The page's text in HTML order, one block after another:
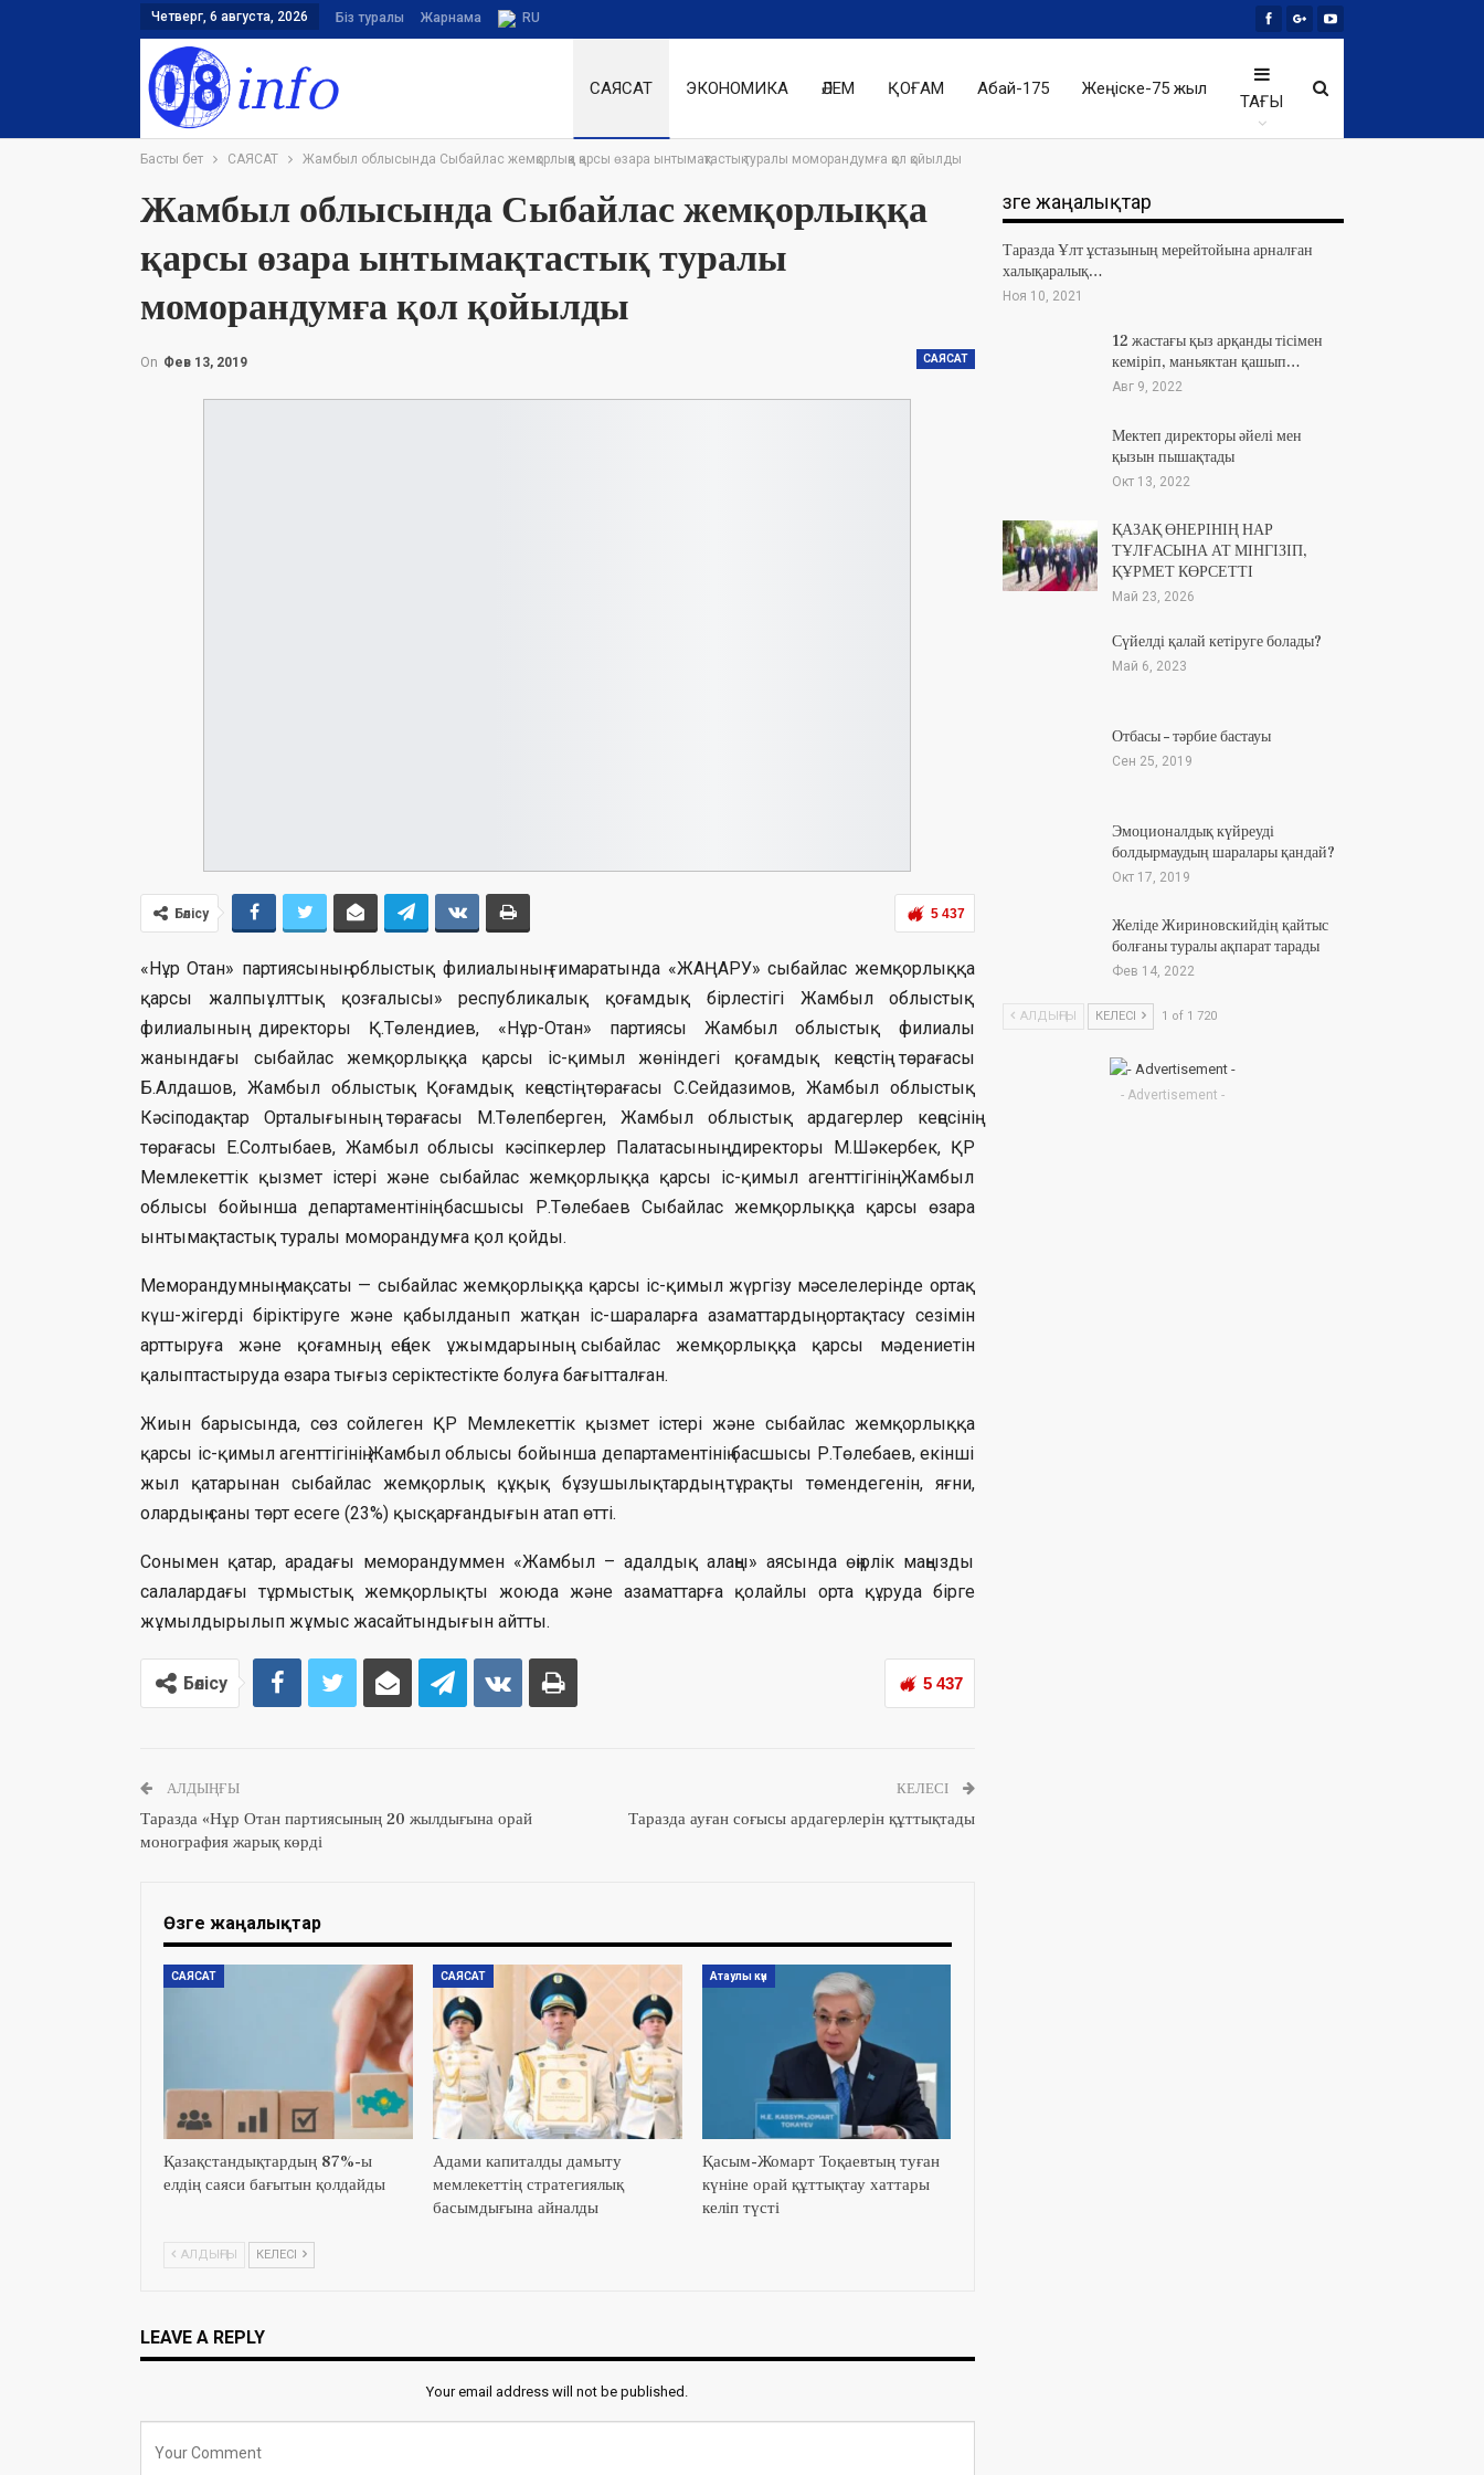
Четверг, 6 августа, 2026 Біз туралы Жарнама RU
САЯСАТ ЭКОНОМИКА ӘЛЕМ ҚОҒАМ Абай-175 Жеңіске-75 жыл
ТАҒЫ
Басты бет САЯСАТ Жамбыл облысында Сыбайлас жемқорлыққа қарсы өзара ынтымақтастық туралы моморандумға қол қойылды
Жамбыл облысында Сыбайлас жемқорлыққа
қарсы өзара ынтымақтастық туралы
моморандумға қол қойылды
САЯСАТ
On Фев 13, 2019
5 437
Бөлісу
«Нұр Отан» партиясының облыстық филиалының ғимаратында «ЖАҢАРУ» сыбайлас жемқорлыққа
қарсы жалпыұлттық қозғалысы» республикалық қоғамдық бірлестігі Жамбыл облыстық
филиалының директоры Қ.Төлендиев, «Нұр-Отан» партиясы Жамбыл облыстық филиалы
жанындағы сыбайлас жемқорлыққа қарсы іс-қимыл жөніндегі қоғамдық кеңестің төрағасы
Б.Алдашов, Жамбыл облыстық Қоғамдық кеңестің төрағасы С.Сейдазимов, Жамбыл облыстық
Кәсіподақтар Орталығының төрағасы М.Төлепберген, Жамбыл облыстық ардагерлер кеңесінің
төрағасы Е.Солтыбаев, Жамбыл облысы кәсіпкерлер Палатасының директоры М.Шәкербек, ҚР
Мемлекеттік қызмет істері және сыбайлас жемқорлыққа қарсы іс-қимыл агенттігінің Жамбыл
облысы бойынша департаментінің басшысы Р.Төлебаев Сыбайлас жемқорлыққа қарсы өзара
ынтымақтастық туралы моморандумға қол қойды.
Меморандумның мақсаты — сыбайлас жемқорлыққа қарсы іс-қимыл жүргізу мәселелерінде ортақ
күш-жігерді біріктіруге және қабылданып жатқан іс-шараларға азаматтардың ортақтасу сезімін
арттыруға және қоғамның, еңбек ұжымдарының сыбайлас жемқорлыққа қарсы мәдениетін
қалыптастыруда өзара тығыз серіктестікте болуға бағытталған.
Жиын барысында, сөз сойлеген ҚР Мемлекеттік қызмет істері және сыбайлас жемқорлыққа
қарсы іс-қимыл агенттігінің Жамбыл облысы бойынша департаментінің басшысы Р.Төлебаев, екінші
жыл қатарынан сыбайлас жемқорлық құқық бұзушылықтардың тұрақты төмендегенін, яғни,
олардың саны төрт есеге (23%) қысқарғандығын атап өтті.
Сонымен қатар, арадағы меморандуммен «Жамбыл – адалдық алаңы» аясында өңірлік маңызды
салалардағы тұрмыстық жемқорлықты жоюда және азаматтарға қолайлы орта құруда бірге
жұмылдырылып жұмыс жасайтындығын айтты.
5 437
Бөлісу
АЛДЫҢҒЫ
Таразда «Нұр Отан партиясының 20 жылдығына орай
монография жарық көрді
КЕЛЕСІ
Таразда ауған соғысы ардагерлерін құттықтады
Өзге жаңалықтар
САЯСАТ
Қазақстандықтардың 87%-ы
елдің саяси бағытын қолдайды
САЯСАТ
Адами капиталды дамыту
мемлекеттің стратегиялық
басымдығына айналды
Атаулы күн
Қасым-Жомарт Тоқаевтың туған
күніне орай құттықтау хаттары
келіп түсті
АЛДЫҢҒЫ КЕЛЕСІ
LEAVE A REPLY
Your email address will not be published.
Өзге жаңалықтар
Таразда Ұлт ұстазының мерейтойына арналған
халықаралық…
Ноя 10, 2021
12 жастағы қыз арқанды тісімен
кеміріп, маньяктан қашып…
Авг 9, 2022
Мектеп директоры әйелі мен
қызын пышақтады
Окт 13, 2022
ҚАЗАҚ ӨНЕРІНІҢ НАР
ТҰЛҒАСЫНА АТ МІНГІЗІП,
ҚҰРМЕТ КӨРСЕТТІ
Май 23, 2026
Сүйелді қалай кетіруге болады?
Май 6, 2023
Отбасы – тәрбие бастауы
Сен 25, 2019
Эмоционалдық күйреуді
болдырмаудың шаралары қандай?
Окт 17, 2019
Желіде Жириновскийдің қайтыс
болғаны туралы ақпарат тарады
Фев 14, 2022
АЛДЫҢҒЫ КЕЛЕСІ 1 of 1 720
- Advertisement -